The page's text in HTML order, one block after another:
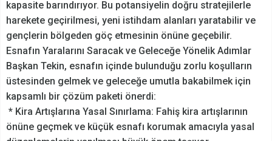
kapasite barındırıyor. Bu potansiyelin doğru stratejilerle
harekete geçirilmesi, yeni istihdam alanları yaratabilir ve
gençlerin bölgeden göç etmesinin önüne geçebilir.
Esnafın Yaralarını Saracak ve Geleceğe Yönelik Adımlar
Başkan Tekin, esnafın içinde bulunduğu zorlu koşulların
üstesinden gelmek ve geleceğe umutla bakabilmek için
kapsamlı bir çözüm paketi önerdi:
* Kira Artışlarına Yasal Sınırlama: Fahiş kira artışlarının
önüne geçmek ve küçük esnafı korumak amacıyla yasal